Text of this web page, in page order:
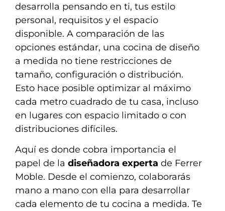
desarrolla pensando en ti, tus estilo
personal, requisitos y el espacio
disponible. A comparación de las
opciones estándar, una cocina de diseño
a medida no tiene restricciones de
tamaño, configuración o distribución.
Esto hace posible optimizar al máximo
cada metro cuadrado de tu casa, incluso
en lugares con espacio limitado o con
distribuciones difíciles.
Aquí es donde cobra importancia el
papel de la diseñadora experta de Ferrer
Moble. Desde el comienzo, colaborarás
mano a mano con ella para desarrollar
cada elemento de tu cocina a medida. Te